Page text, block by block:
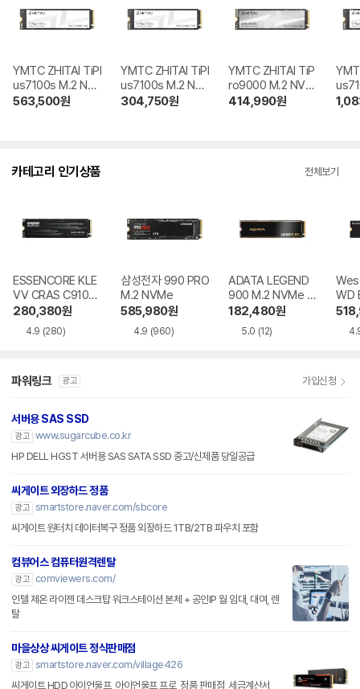
YMTC ZHITAI TiPl
us7100s M.2 NV
Me 2TB
563,500원
YMTC ZHITAI TiPl
us7100s M.2 NV
Me 1TB
304,750원
YMTC ZHITAI TiP
ro9000 M.2 NVM
e 1TB
414,990원
Me
카테고리 인기상품 전체보기
ESSENCORE KLE
VV CRAS C910G
M.2 NVMe
280,380원
4.9 (280)
삼성전자 990 PRO
M.2 NVMe
585,980원
4.9 (960)
ADATA LEGEND
900 M.2 NVMe 파
인인포
182,480원
5.0 (12)
WD
0X
파워링크 광고 가입신청
서버용 SAS SSD
광고
www.sugarcube.co.kr
HP DELL HGST 서버용 SAS SATA SSD 중고/신제품 당일공급
씨게이트 외장하드 정품
광고
smartstore.naver.com/sbcore
씨게이트 원터치 데이터복구 정품 외장하드 1TB/2TB 파우치 포함
컴뷰어스 컴퓨터원격렌탈
광고
comviewers.com/
인텔 제온 라이젠 데스크탑 워크스테이션 본체 + 공인IP 월 임대, 대여, 렌
탈
마을상상 씨게이트 정식판매점
광고
smartstore.naver.com/village426
씨게이트 HDD,아이언울프, 아이언울프 프로, 정품 판매점, 세금계산서